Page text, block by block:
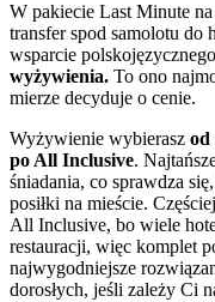
W pakiecie Last Minute
transfer spod samolotu
wsparcie
wyżywienia. To ono
mierze decyduje o cenie.
Wyżywienie wybierasz od
po All Inclusive.
śniadania, co sprawdza
posiłki na mieście.
All Inclusive, bo wiele
restauracji, więc komplet
najwygodniejsze
dorosłych, jeśli zależy Ci